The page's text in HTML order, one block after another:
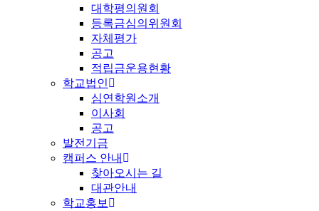
대학평의원회
등록금심의위원회
자체평가
공고
적립금운용현황
학교법인
심연학원소개
이사회
공고
발전기금
캠퍼스 안내
찾아오시는 길
대관안내
학교홍보